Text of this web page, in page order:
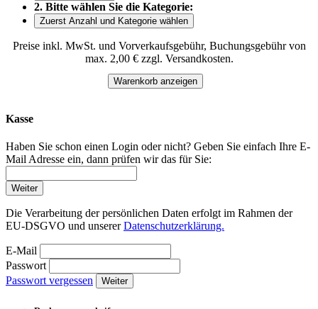
2. Bitte wählen Sie die Kategorie:
Zuerst Anzahl und Kategorie wählen
Preise inkl. MwSt. und Vorverkaufsgebühr, Buchungsgebühr von
max. 2,00 € zzgl. Versandkosten.
Warenkorb anzeigen
Kasse
Haben Sie schon einen Login oder nicht? Geben Sie einfach Ihre E-
Mail Adresse ein, dann prüfen wir das für Sie:
Weiter
Die Verarbeitung der persönlichen Daten erfolgt im Rahmen der
EU-DSGVO und unsererDatenschutzerklärung.
E-Mail
Passwort
Passwort vergessen
Weiter